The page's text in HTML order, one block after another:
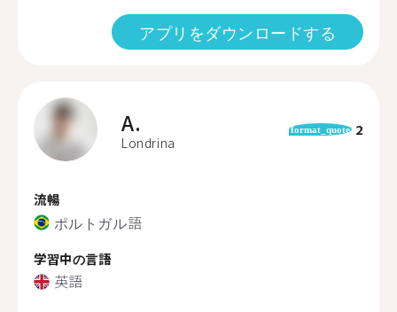
アプリをダウンロードする
A.
Londrina
format_quote 2
流暢
ポルトガル語
学習中の言語
英語